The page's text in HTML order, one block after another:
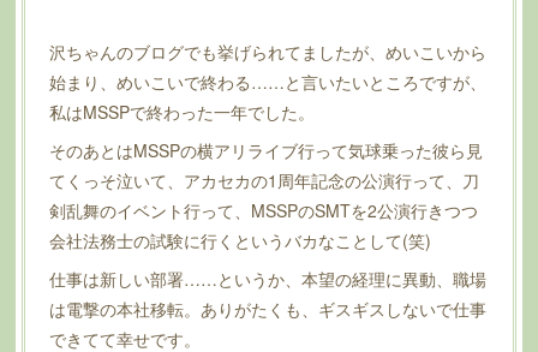
沢ちゃんのブログでも挙げられてましたが、めいこいから
始まり、めいこいで終わる……と言いたいところですが、
私はMSSPで終わった一年でした。
そのあとはMSSPの横アリライブ行って気球乗った彼ら見
てくっそ泣いて、アカセカの1周年記念の公演行って、刀
剣乱舞のイベント行って、MSSPのSMTを2公演行きつつ
会社法務士の試験に行くというバカなことして(笑)
仕事は新しい部署……というか、本望の経理に異動、職場
は電撃の本社移転。ありがたくも、ギスギスしないで仕事
できてて幸せです。